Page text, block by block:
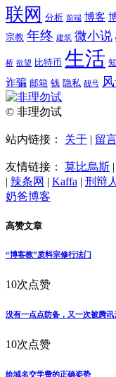
联网 分析 前端 博客
宗教 年终 建筑 微小说
桥 欲望 比特币 生活
诈骗 邮箱 钱 隐私 靓号
© 非理勿试
站内链接： 关于 | 留
友情链接： 莫比烏斯 |
| 辣条网 | Kaffa | 刑辩
奶爸博客
高赞文章
“博客教”质料宗修行法门
10次点赞
没有一点点防备，又一次被腾讯
10次点赞
给域名交学费的正确姿势